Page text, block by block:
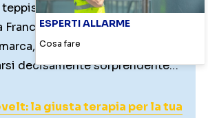
teppisti, e con un gatto…
Germania, Irlanda, Gran
un cartone animato che
decisamente sorprendente…
la giusta terapia per la tua
ESPERTI ALLARME
Cosa fare